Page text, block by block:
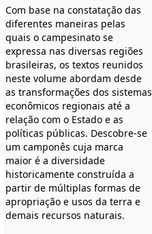
Com base na constatação das
diferentes maneiras pelas
quais o campesinato se
expressa nas diversas regiões
brasileiras, os textos reunidos
neste volume abordam desde
as transformações dos sistemas
econômicos regionais até a
relação com o Estado e as
políticas públicas. Descobre-se
um camponês cuja marca
maior é a diversidade
historicamente construída a
partir de múltiplas formas de
apropriação e usos da terra e
demais recursos naturais.